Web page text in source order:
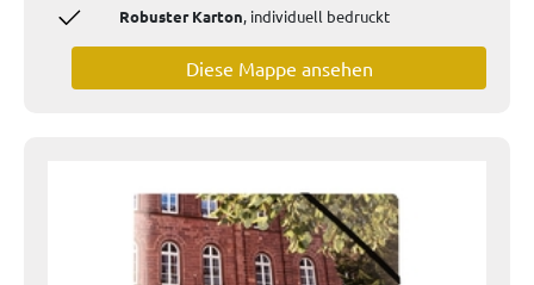
Robuster Karton, individuell bedruckt
Diese Mappe ansehen